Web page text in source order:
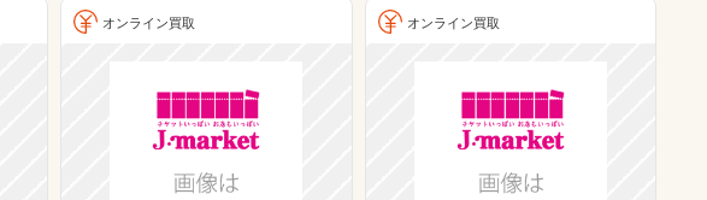
オンライン買取 オンライン買取